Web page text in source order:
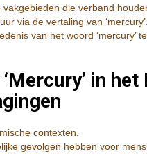
die verband houden
via de vertaling van ‘mercury’.
van het woord ‘mercury’
in
contexten.
gevolgen hebben voor mens